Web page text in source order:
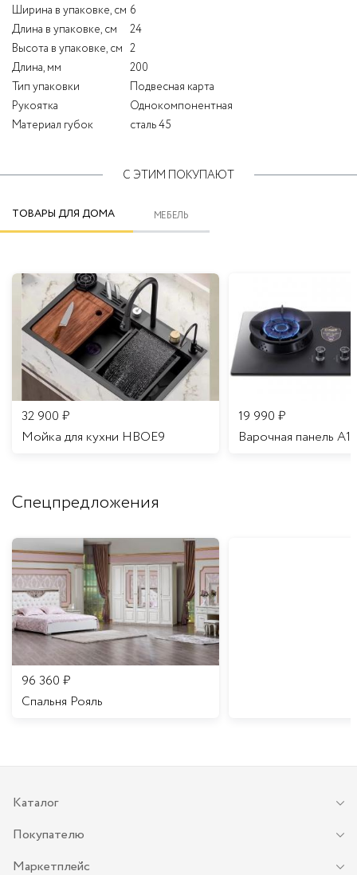
Ширина в упаковке, см 6
Длина в упаковке, см
24
Высота в упаковке, см 2
Длина, мм
200
Тип упаковки
Подвесная карта
Рукоятка
Однокомпонентная
Материал губок
сталь 45
С ЭТИМ ПОКУПАЮТ
ТОВАРЫ ДЛЯ ДОМА МЕБЕЛЬ
32 900 ₽
Мойка для кухни HBOE9
19 990 ₽
Варочная панель A16
Спецпредложения
96 360 ₽
Спальня Рояль
Каталог
Покупателю
Маркетплейс